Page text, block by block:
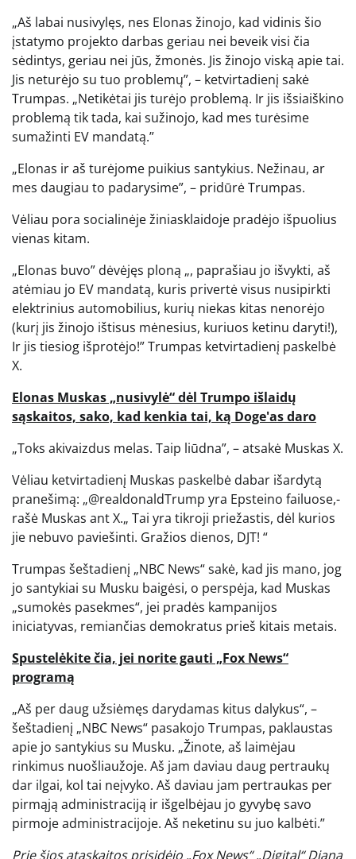
„Aš labai nusivylęs, nes Elonas žinojo, kad vidinis šio
įstatymo projekto darbas geriau nei beveik visi čia
sėdintys, geriau nei jūs, žmonės. Jis žinojo viską apie tai.
Jis neturėjo su tuo problemų”, – ketvirtadienį sakė
Trumpas. „Netikėtai jis turėjo problemą. Ir jis išsiaiškino
problemą tik tada, kai sužinojo, kad mes turėsime
sumažinti EV mandatą.”
„Elonas ir aš turėjome puikius santykius. Nežinau, ar
mes daugiau to padarysime”, – pridūrė Trumpas.
Vėliau pora socialinėje žiniasklaidoje pradėjo išpuolius
vienas kitam.
„Elonas buvo” dėvėjęs ploną „, paprašiau jo išvykti, aš
atėmiau jo EV mandatą, kuris privertė visus nusipirkti
elektrinius automobilius, kurių niekas kitas nenorėjo
(kurį jis žinojo ištisus mėnesius, kuriuos ketinu daryti!),
Ir jis tiesiog išprotėjo!” Trumpas ketvirtadienį paskelbė
X.
Elonas Muskas „nusivylė“ dėl Trumpo išlaidų
sąskaitos, sako, kad kenkia tai, ką Doge'as daro
„Toks akivaizdus melas. Taip liūdna”, – atsakė Muskas X.
Vėliau ketvirtadienį Muskas paskelbė dabar išardytą
pranešimą: „@realdonaldTrump yra Epsteino failuose,-
rašė Muskas ant X.„ Tai yra tikroji priežastis, dėl kurios
jie nebuvo paviešinti. Gražios dienos, DJT! “
Trumpas šeštadienį „NBC News“ sakė, kad jis mano, jog
jo santykiai su Musku baigėsi, o perspėja, kad Muskas
„sumokės pasekmes“, jei pradės kampanijos
iniciatyvas, remiančias demokratus prieš kitais metais.
Spustelėkite čia, jei norite gauti „Fox News“
programą
„Aš per daug užsiėmęs darydamas kitus dalykus“, –
šeštadienį „NBC News“ pasakojo Trumpas, paklaustas
apie jo santykius su Musku. „Žinote, aš laimėjau
rinkimus nuošliaužoje. Aš jam daviau daug pertraukų
dar ilgai, kol tai neįvyko. Aš daviau jam pertraukas per
pirmąją administraciją ir išgelbėjau jo gyvybę savo
pirmoje administracijoje. Aš neketinu su juo kalbėti.”
Prie šios ataskaitos prisidėjo „Fox News“ „Digital“ Diana